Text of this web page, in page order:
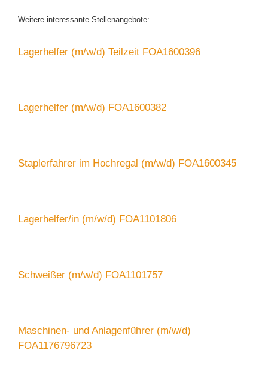
Weitere interessante Stellenangebote:
Lagerhelfer (m/w/d) Teilzeit FOA1600396
Lagerhelfer (m/w/d) FOA1600382
Staplerfahrer im Hochregal (m/w/d) FOA1600345
Lagerhelfer/in (m/w/d) FOA1101806
Schweißer (m/w/d) FOA1101757
Maschinen- und Anlagenführer (m/w/d)
FOA1176796723